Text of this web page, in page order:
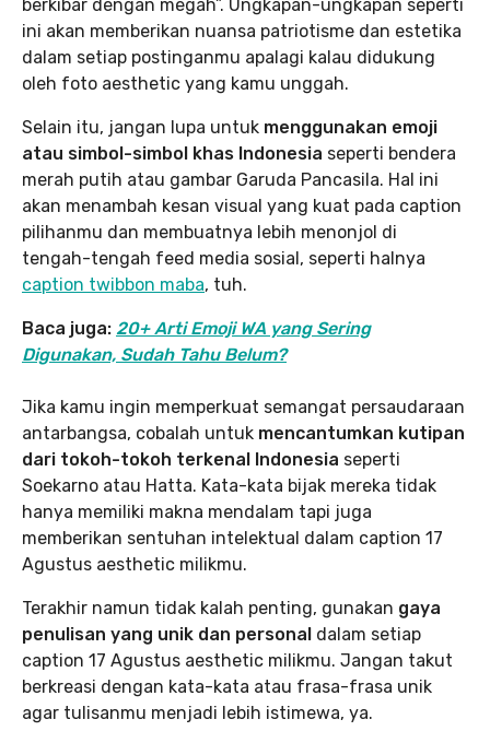
berkibar dengan megah”. Ungkapan-ungkapan seperti
ini akan memberikan nuansa patriotisme dan estetika
dalam setiap postinganmu apalagi kalau didukung
oleh foto aesthetic yang kamu unggah.
Selain itu, jangan lupa untuk menggunakan emoji
atau simbol-simbol khas Indonesia seperti bendera
merah putih atau gambar Garuda Pancasila. Hal ini
akan menambah kesan visual yang kuat pada caption
pilihanmu dan membuatnya lebih menonjol di
tengah-tengah feed media sosial, seperti halnya
caption twibbon maba, tuh.
Baca juga: 20+ Arti Emoji WA yang Sering
Digunakan, Sudah Tahu Belum?
Jika kamu ingin memperkuat semangat persaudaraan
antarbangsa, cobalah untuk mencantumkan kutipan
dari tokoh-tokoh terkenal Indonesia seperti
Soekarno atau Hatta. Kata-kata bijak mereka tidak
hanya memiliki makna mendalam tapi juga
memberikan sentuhan intelektual dalam caption 17
Agustus aesthetic milikmu.
Terakhir namun tidak kalah penting, gunakan gaya
penulisan yang unik dan personal dalam setiap
caption 17 Agustus aesthetic milikmu. Jangan takut
berkreasi dengan kata-kata atau frasa-frasa unik
agar tulisanmu menjadi lebih istimewa, ya.